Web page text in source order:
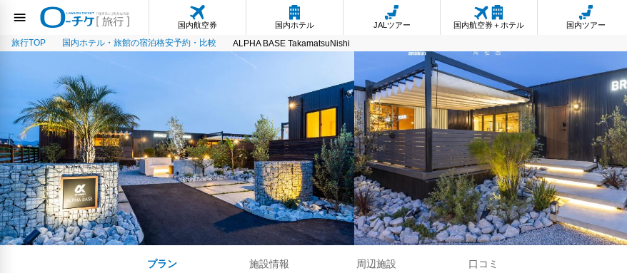
国内航空券 国内ホテル JALツアー 国内航空券＋ホテル 国内ツアー
旅行TOP 国内ホテル・旅館の宿泊格安予約・比較 ALPHA BASE TakamatsuNishi
プラン 施設情報 周辺施設 口コミ